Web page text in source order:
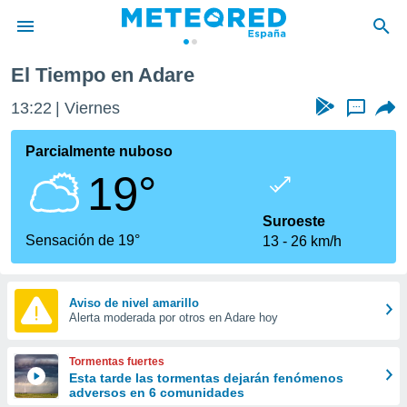
de
por
se
calidad.
a este
las
y
forma
digital
basada
El Tiempo en Adare
13:22 Viernes ...
Parcialmente nuboso
19°
Sensación de 19°
Suroeste
13
26 km/h
Aviso de nivel amarillo
Alerta moderada por otros en Adare hoy
Tormentas fuertes
Esta tarde las tormentas dejarán fenómenos
adversos en 6 comunidades